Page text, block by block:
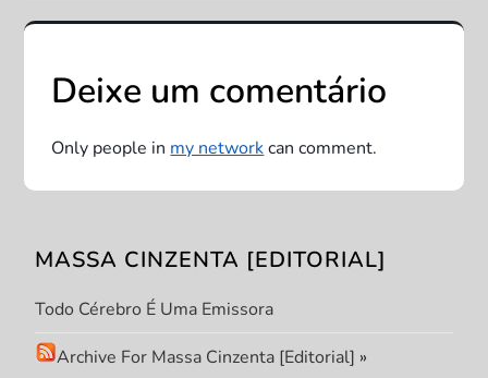
e
g
a
ç
o
d
Deixe um comentário
Only people inmy networkcan comment.
MASSA CINZENTA [EDITORIAL]
Todo Cérebro É Uma Emissora
Archive For Massa Cinzenta [Editorial] »